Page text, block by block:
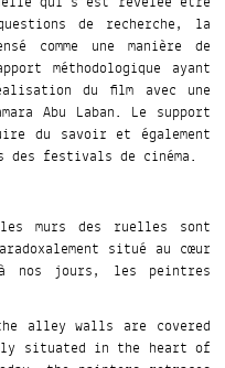
de recherche, la
comme une manière de
méthodologique ayant
du film avec une
Abu Laban. Le support
du savoir et également
des festivals de cinéma.
murs des ruelles sont
situé au cœur
nos jours, les peintres
alley walls are covered
situated in the heart of